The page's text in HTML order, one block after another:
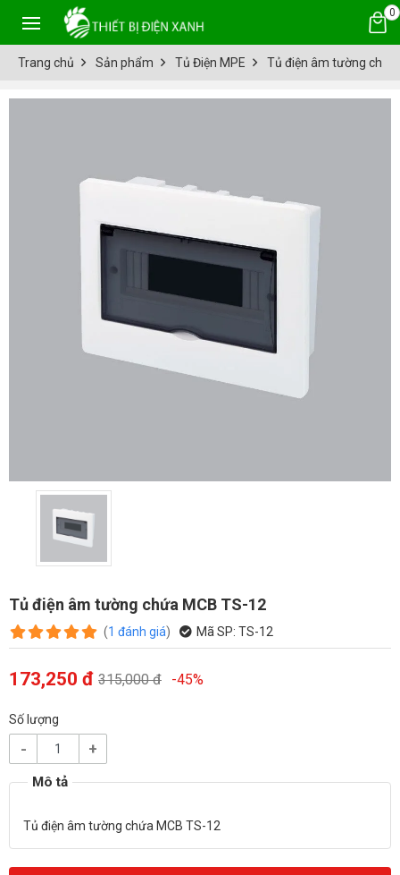
0
Trang chủ Sản phẩm Tủ Điện MPE Tủ điện âm tường chứa
Tủ điện âm tường chứa MCB TS-12
(1 đánh giá) Mã SP: TS-12
173,250 đ 315,000 đ -45%
Số lượng
- +